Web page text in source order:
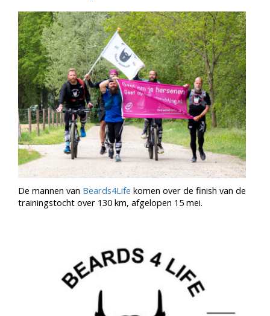
De mannen van Beards4Life komen over de finish van de
trainingstocht over 130 km, afgelopen 15 mei.